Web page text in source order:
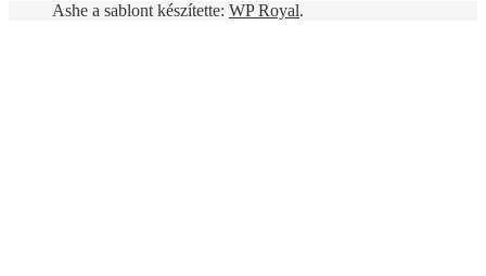
Ashe a sablont készítette: WP Royal.